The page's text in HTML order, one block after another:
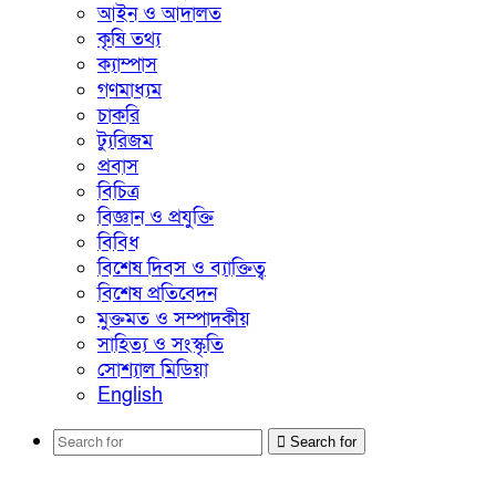
আইন ও আদালত
কৃষি তথ্য
ক্যাম্পাস
গণমাধ্যম
চাকরি
ট্যুরিজম
প্রবাস
বিচিত্র
বিজ্ঞান ও প্রযুক্তি
বিবিধ
বিশেষ দিবস ও ব্যাক্তিত্ব
বিশেষ প্রতিবেদন
মুক্তমত ও সম্পাদকীয়
সাহিত্য ও সংস্কৃতি
সোশ্যাল মিডিয়া
English
Search for